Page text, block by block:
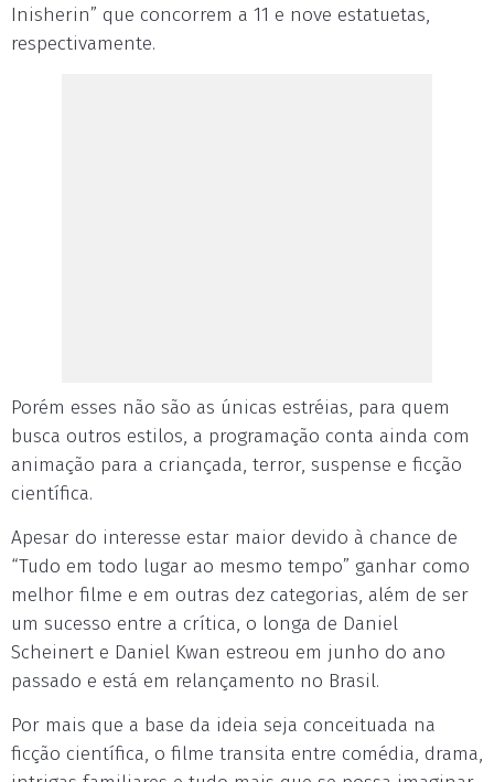
Inisherin” que concorrem a 11 e nove estatuetas,
respectivamente.
Porém esses não são as únicas estréias, para quem
busca outros estilos, a programação conta ainda com
animação para a criançada, terror, suspense e ficção
científica.
Apesar do interesse estar maior devido à chance de
“Tudo em todo lugar ao mesmo tempo” ganhar como
melhor filme e em outras dez categorias, além de ser
um sucesso entre a crítica, o longa de Daniel
Scheinert e Daniel Kwan estreou em junho do ano
passado e está em relançamento no Brasil.
Por mais que a base da ideia seja conceituada na
ficção científica, o filme transita entre comédia, drama,